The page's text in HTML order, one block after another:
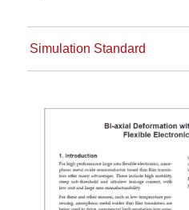
Simulation Standard